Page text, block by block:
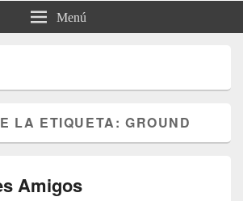
Menú
LA ETIQUETA:GROUND
Amigos